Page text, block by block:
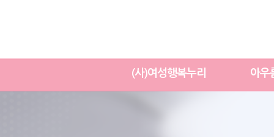
(사)여성행복누리 아우